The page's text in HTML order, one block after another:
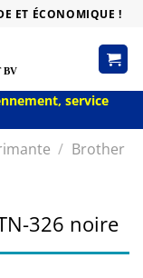
ET ÉCONOMIQUE !
service
/ Brother
326 noire